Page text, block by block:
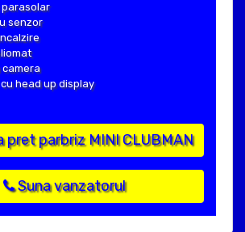
parasolar
senzor
camera
head up display
parbriz MINI CLUBMAN
Suna vanzatorul